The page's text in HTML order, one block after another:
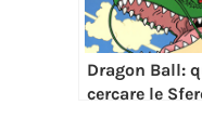
Dragon Ball:
cercare le